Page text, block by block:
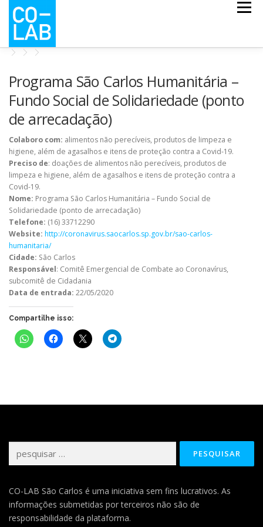
Pular
para
conteúdo
Menu
QUEM SOMOS
Programa São Carlos Humanitária –
Fundo Social de Solidariedade (ponto
de arrecadação)
Colaboro com: alimentos não perecíveis, produtos de limpeza e
higiene, além de agasalhos e itens de proteção contra a Covid-19.
Preciso de: doações de alimentos não perecíveis, produtos de
limpeza e higiene, além de agasalhos e itens de proteção contra a
Covid-19.
Nome: Programa São Carlos Humanitária – Fundo Social de
Solidariedade (ponto de arrecadação)
Telefone: (16) 33712290
Website: http://coronavirus.saocarlos.sp.gov.br/sao-carlos-
humanitaria/
Cidade: São Carlos
Responsável: Comitê Emergencial de Combate ao Coronavírus,
subcomitê de Cidadania
Data de entrada: 22/05/2020
Compartilhe isso:
por:
CO-LAB São Carlos é uma iniciativa sem fins lucrativos. As
informações submetidas por terceiros não são de
responsabilidade da plataforma.